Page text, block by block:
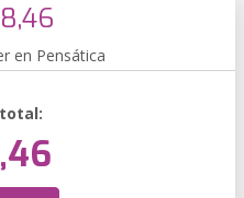
en Pensática